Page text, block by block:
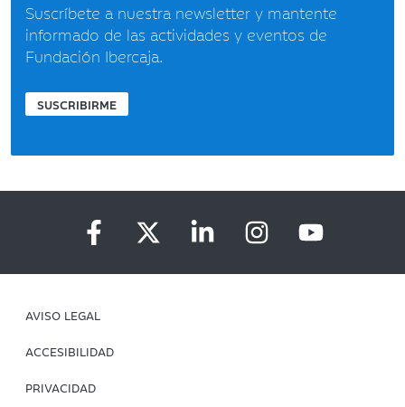
Suscríbete a nuestra newsletter y mantente
informado de las actividades y eventos de
Fundación Ibercaja.
SUSCRIBIRME
AVISO LEGAL
ACCESIBILIDAD
PRIVACIDAD